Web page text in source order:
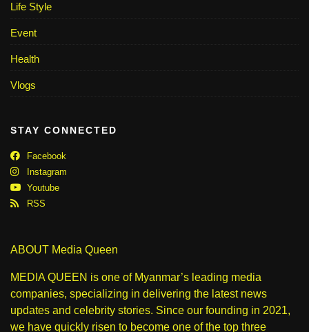
Life Style
Event
Health
Vlogs
STAY CONNECTED
Facebook
Instagram
Youtube
RSS
ABOUT Media Queen
MEDIA QUEEN is one of Myanmar’s leading media
companies, specializing in delivering the latest news
updates and celebrity stories. Since our founding in 2021,
we have quickly risen to become one of the top three